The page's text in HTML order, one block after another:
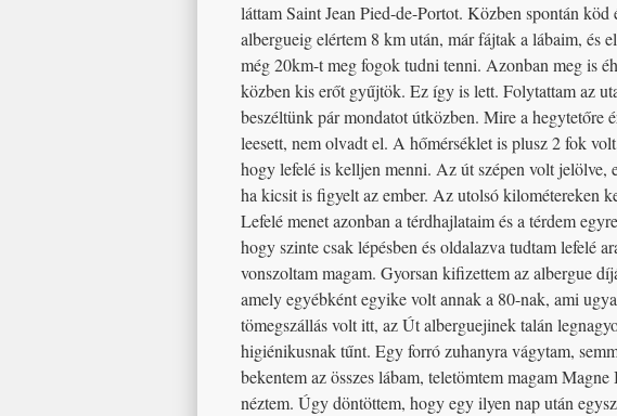
láttam Saint Jean Pied-de-Portot. Közben spontán
albergueig elértem 8 km után, már fájtak a lábaim, és
még 20km-t meg fogok tudni tenni. Azonban meg is
közben kis erőt gyűjtök. Ez így is lett. Folytattam az
beszéltünk pár mondatot útközben. Mire a hegytetőre
leesett, nem olvadt el. A hőmérséklet is plusz 2 fok
hogy lefelé is kelljen menni. Az út szépen volt jelölve,
ha kicsit is figyelt az ember. Az utolsó kilométereken
Lefelé menet azonban a térdhajlataim és a térdem
hogy szinte csak lépésben és oldalazva tudtam lefelé
vonszoltam magam. Gyorsan kifizettem az albergue
amely egyébként egyike volt annak a 80-nak, ami
tömegszállás volt itt, az Út alberguejinek talán
higiénikusnak tűnt. Egy forró zuhanyra vágytam,
bekentem az összes lábam, teletömtem magam
néztem. Úgy döntöttem, hogy egy ilyen nap után